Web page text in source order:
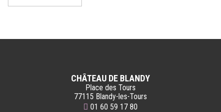
CHÂTEAU DE BLANDY
Place des Tours
77115 Blandy-les-Tours
01 60 59 17 80